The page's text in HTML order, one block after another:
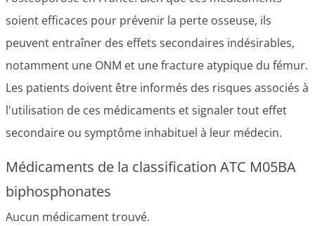
soient efficaces pour prévenir la perte osseuse, ils
peuvent entraîner des effets secondaires indésirables,
notamment une ONM et une fracture atypique du fémur.
Les patients doivent être informés des risques associés à
l'utilisation de ces médicaments et signaler tout effet
secondaire ou symptôme inhabituel à leur médecin.
Médicaments de la classification ATC M05BA
biphosphonates
Aucun médicament trouvé.